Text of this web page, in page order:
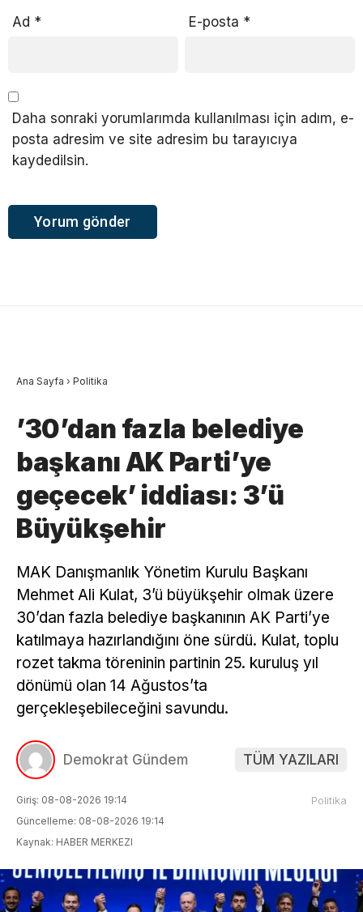
Ad * E-posta *
Daha sonraki yorumlarımda kullanılması için adım, e-
posta adresim ve site adresim bu tarayıcıya
kaydedilsin.
Ana Sayfa › Politika
’30’dan fazla belediye
başkanı AK Parti’ye
geçecek’ iddiası: 3’ü
Büyükşehir
MAK Danışmanlık Yönetim Kurulu Başkanı
Mehmet Ali Kulat, 3’ü büyükşehir olmak üzere
30’dan fazla belediye başkanının AK Parti’ye
katılmaya hazırlandığını öne sürdü. Kulat, toplu
rozet takma töreninin partinin 25. kuruluş yıl
dönümü olan 14 Ağustos’ta
gerçekleşebileceğini savundu.
Demokrat Gündem TÜM YAZILARI
Giriş: 08-08-2026 19:14
Güncelleme: 08-08-2026 19:14
Kaynak: HABER MERKEZI
Politika